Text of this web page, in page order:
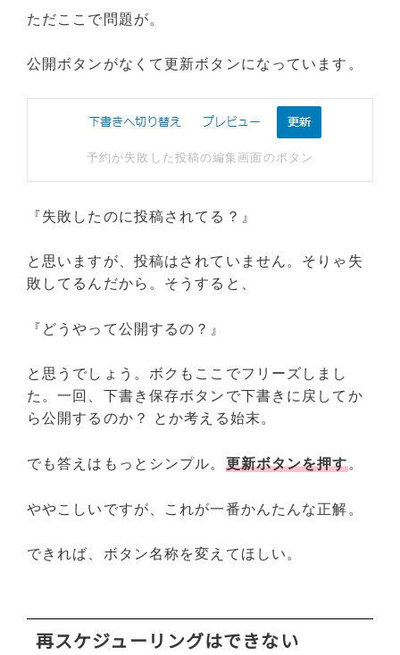
ただここで問題が。
公開ボタンがなくて更新ボタンになっています。
予約が失敗した投稿の編集画面のボタン
『失敗したのに投稿されてる？』
と思いますが、投稿はされていません。そりゃ失
敗してるんだから。そうすると、
『どうやって公開するの？』
と思うでしょう。ボクもここでフリーズしまし
た。一回、下書き保存ボタンで下書きに戻してか
ら公開するのか？ とか考える始末。
でも答えはもっとシンプル。 更新ボタンを押す。
ややこしいですが、これが一番かんたんな正解。
できれば、ボタン名称を変えてほしい。
再スケジューリングはできない